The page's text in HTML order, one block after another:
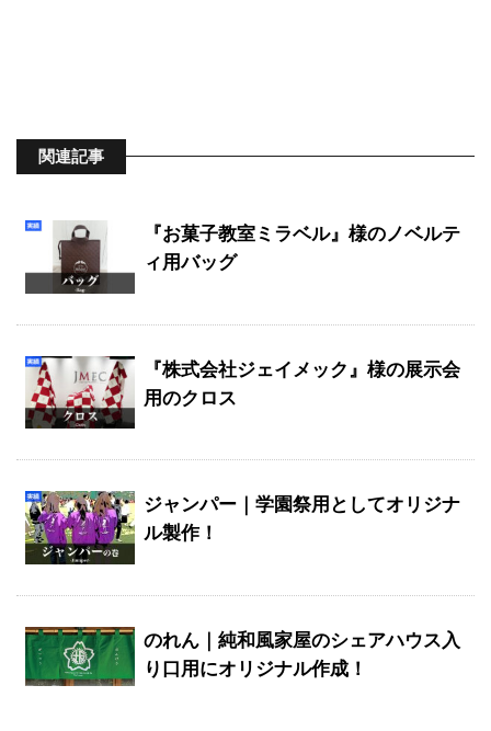
関連記事
『お菓子教室ミラベル』様のノベルテ
ィ用バッグ
『株式会社ジェイメック』様の展示会
用のクロス
ジャンパー｜学園祭用としてオリジナ
ル製作！
のれん｜純和風家屋のシェアハウス入
り口用にオリジナル作成！